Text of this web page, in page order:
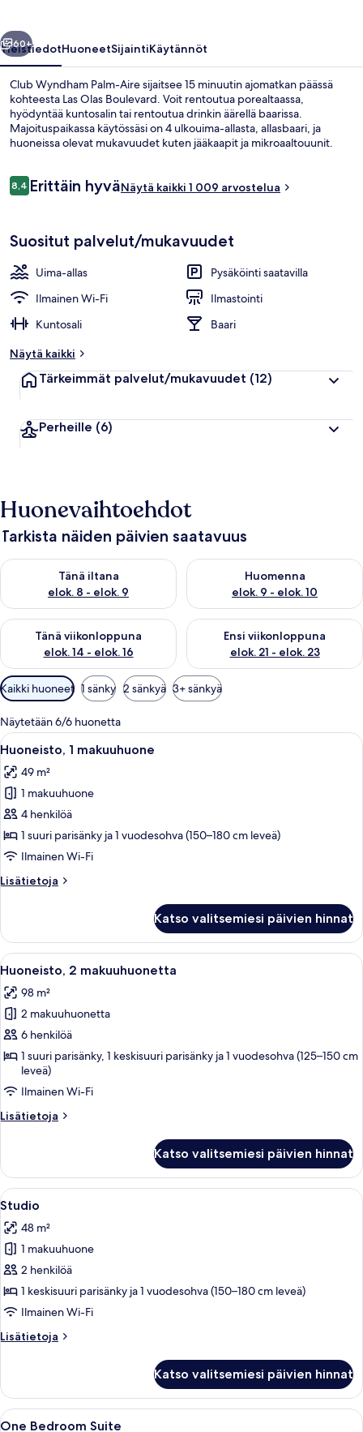
Seuraava
60+
YleistiedotHuoneetSijaintiKäytännöt
Club Wyndham Palm-Aire sijaitsee 15 minuutin ajomatkan päässä
kohteesta Las Olas Boulevard. Voit rentoutua porealtaassa,
hyödyntää kuntosalin tai rentoutua drinkin äärellä baarissa.
Majoituspaikassa käytössäsi on 4 ulkouima-allasta, allasbaari, ja
huoneissa olevat mukavuudet kuten jääkaapit ja mikroaaltouunit.
Arvostelut
8,48,4 kautta 10.
Erittäin hyväNäytä kaikki 1 009 arvostelua
Suositut palvelut/mukavuudet
Uima-allas
Pysäköinti saatavilla
Ilmainen Wi-Fi
Ilmastointi
Kuntosali
Baari
Näytä kaikki
Tärkeimmät palvelut/mukavuudet (12)
Perheille (6)
Huonevaihtoehdot
Tarkista näiden päivien saatavuus
Tänä iltana
elok. 8 - elok. 9
Tarkista tämän illan saatavuus elok. 8 - elok. 9
Huomenna
elok. 9 - elok. 10
Tarkista huomisen saatavuus
Tänä viikonloppuna
elok. 14 - elok. 16
Tarkista tämän viikonlopun saatavuus elok. 14 - elok. 16
Ensi viikonloppuna
elok. 21 - elok. 23
Tarkista ensi viikonlopun
Huoneille
saatavilla
olevia
suodattimia
Kaikki huoneet 1 sänky 2 sänkyä 3+ sänkyä
Näytetään 6/6 huonetta
Avaa
kaikki
huonetyypin
Huoneisto,
1
makuuhuone
kuvat
Hotellihuone, jossa on suuri sänky,
8
Huoneisto, 1 makuuhuone
49 m²
1 makuuhuone
4 henkilöä
1 suuri parisänky ja 1 vuodesohva (150–180 cm leveä)
Ilmainen Wi-Fi
Lisätietoja
Lisätietoja
makuuhuone
Katso valitsemiesi päivien hinnat
Avaa
kaikki
huonetyypin
Huoneisto,
2
makuuhuonetta
kuvat
Hotellihuone, jossa on kaksi
5
Huoneisto, 2 makuuhuonetta
98 m²
2 makuuhuonetta
6 henkilöä
1 suuri parisänky, 1 keskisuuri parisänky ja 1 vuodesohva (125–150 cm
leveä)
Ilmainen Wi-Fi
Lisätietoja
Lisätietoja
makuuhuonetta
Katso valitsemiesi päivien hinnat
Avaa
kaikki
huonetyypin
Studio
kuvat
Hotellihuone, jossa on sänky,
8
Studio
48 m²
1 makuuhuone
2 henkilöä
1 keskisuuri parisänky ja 1 vuodesohva (150–180 cm leveä)
Ilmainen Wi-Fi
Lisätietoja
Lisätietoja
Katso valitsemiesi päivien hinnat
Avaa
Ylelliset vuodevaatteet, pillowtop-
1
One Bedroom Suite